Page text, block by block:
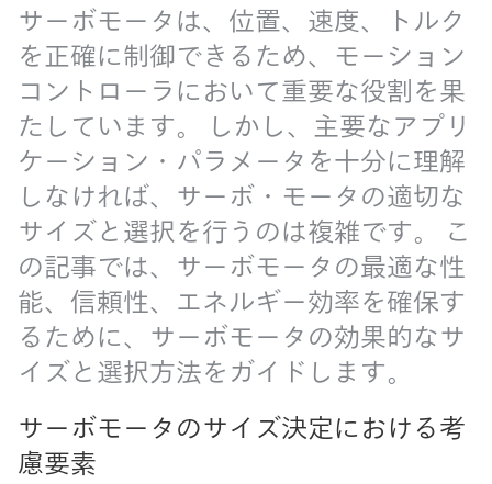
サーボモータは、位置、速度、トルク
を正確に制御できるため、モーション
コントローラにおいて重要な役割を果
たしています。 しかし、主要なアプリ
ケーション・パラメータを十分に理解
しなければ、サーボ・モータの適切な
サイズと選択を行うのは複雑です。 こ
の記事では、サーボモータの最適な性
能、信頼性、エネルギー効率を確保す
るために、サーボモータの効果的なサ
イズと選択方法をガイドします。
サーボモータのサイズ決定における考
慮要素